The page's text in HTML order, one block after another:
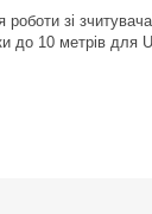
зі
до 10 метрів